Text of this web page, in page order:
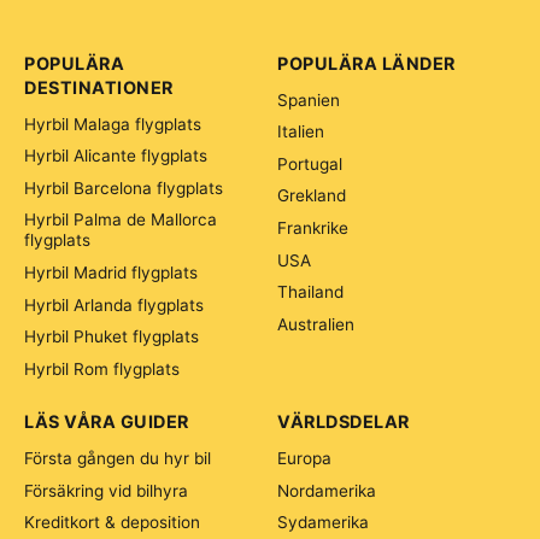
POPULÄRA
DESTINATIONER
Hyrbil Malaga flygplats
Hyrbil Alicante flygplats
Hyrbil Barcelona flygplats
Hyrbil Palma de Mallorca
flygplats
Hyrbil Madrid flygplats
Hyrbil Arlanda flygplats
Hyrbil Phuket flygplats
Hyrbil Rom flygplats
POPULÄRA LÄNDER
Spanien
Italien
Portugal
Grekland
Frankrike
USA
Thailand
Australien
VÄRLDSDELAR
Europa
Nordamerika
Sydamerika
LÄS VÅRA GUIDER
Första gången du hyr bil
Försäkring vid bilhyra
Kreditkort & deposition